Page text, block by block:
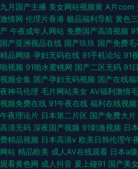
九月国产主播 美女网站视频黄 A片com
激情网 伦理片香港 极品福利导航 黄色
产 午夜成年人网站 免费国产高清视频
国产亚洲视品在线 国产玖玖 国产免费
精品网络 孕妇无码在线 91手机论坛 91
啪视频 91啪水蜜桃网 国产二区无码 91
视频全集 国产孕妇无码视频 国产在线福
夜神马伦理 毛片网站美女 AV福利激情
视频免费在线 91午夜在线 福利在线视
午夜理论片 日本第二片区 国产免费大片
高清无码 深夜国产视频 91刺激视频 日
费精品视频 日本高清v 欧美日韩伦理午
网站 精品欧美 成人AV在线观看 日本a
观看黄色网 成人抖音 爰上碰91 国产美